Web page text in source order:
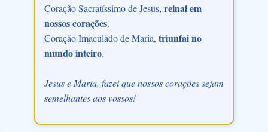
Coração Sacratíssimo de Jesus, reinai em
nossos corações.
Coração Imaculado de Maria, triunfai no
mundo inteiro.
Jesus e Maria, fazei que nossos corações sejam
semelhantes aos vossos!